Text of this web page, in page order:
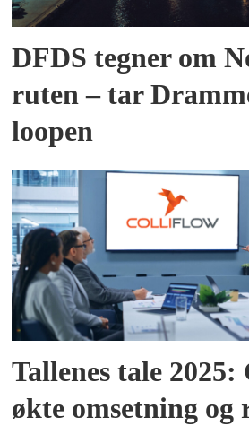
DFDS tegner om
ruten – tar
loopen
Tallenes tale
økte omsetning og